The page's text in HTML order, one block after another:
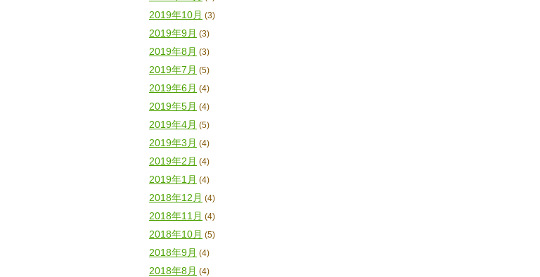
2019年10月 (3)
2019年9月 (3)
2019年8月 (3)
2019年7月 (5)
2019年6月 (4)
2019年5月 (4)
2019年4月 (5)
2019年3月 (4)
2019年2月 (4)
2019年1月 (4)
2018年12月 (4)
2018年11月 (4)
2018年10月 (5)
2018年9月 (4)
2018年8月 (4)